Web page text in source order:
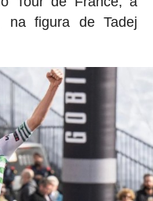
na figura de Tadej